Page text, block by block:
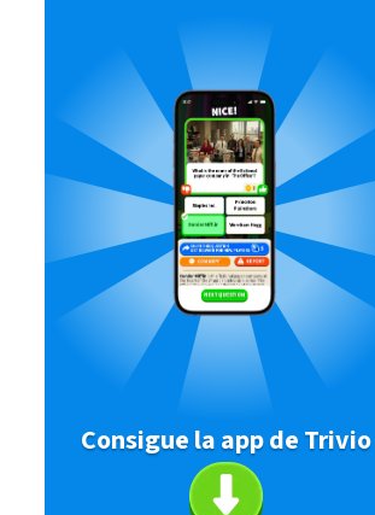
Consigue la app de Trivio